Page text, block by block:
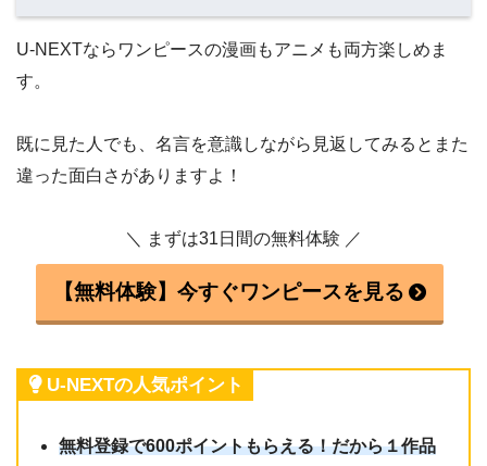
U-NEXTならワンピースの漫画もアニメも両方楽しめま
す。
既に見た人でも、名言を意識しながら見返してみるとまた
違った面白さがありますよ！
＼ まずは31日間の無料体験 ／
【無料体験】今すぐワンピースを見る
U-NEXTの人気ポイント
無料登録で600ポイントもらえる！だから１作品